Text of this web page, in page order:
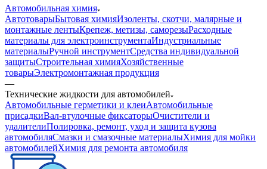
Автомобильная химия
АвтотоварыБытовая химияИзоленты, скотчи, малярные и
монтажные лентыКрепеж, метизы, саморезыРасходные
материалы для электроинструментаИндустриальные
материалыРучной инструментСредства индивидуальной
защитыСтроительная химияХозяйственные
товарыЭлектромонтажная продукция
—
Технические жидкости для автомобилей
Автомобильные герметики и клеиАвтомобильные
присадкиВал-втулочные фиксаторыОчистители и
удалителиПолировка, ремонт, уход и защита кузова
автомобиляСмазки и смазочные материалыХимия для мойки
автомобилейХимия для ремонта автомобиля